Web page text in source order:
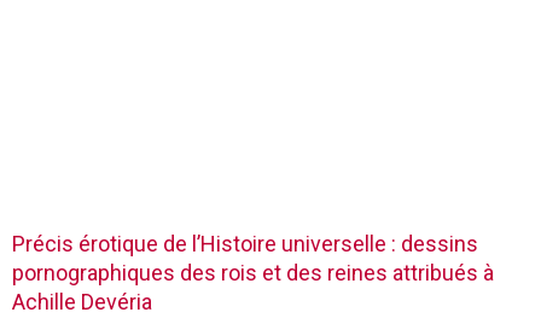
Précis érotique de l’Histoire universelle : dessins
pornographiques des rois et des reines attribués à
Achille Devéria